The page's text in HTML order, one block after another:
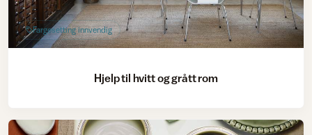
Fargesetting innvendig
Hjelp til hvitt og grått rom